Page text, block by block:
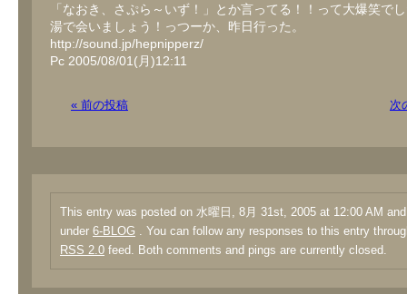
「なおき、さぷら～いず！」とか言ってる！！って大爆笑で
湯で会いましょう！っつーか、昨日行った。
http://sound.jp/hepnipperz/
Pc 2005/08/01(月)12:11
« 前の投稿 次
This entry was posted on 水曜日, 8月 31st, 2005 at 12:00 AM
under 6-BLOG . You can follow any responses to this entry
RSS 2.0 feed. Both comments and pings are currently closed.